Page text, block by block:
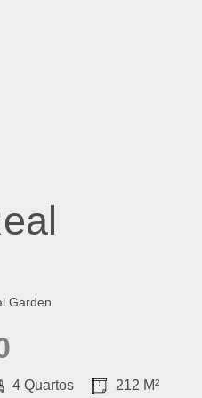
Garden
4 Quartos 212 M²